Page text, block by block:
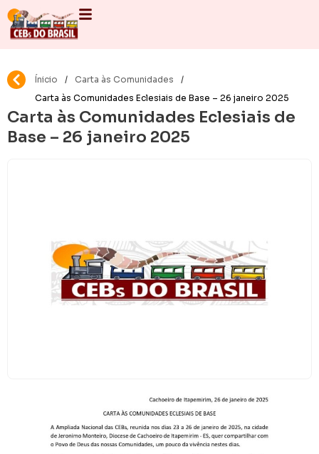
Ínicio / Carta às Comunidades
/
Carta às Comunidades Eclesiais de Base – 26 janeiro 2025
Carta às Comunidades Eclesiais de
Base – 26 janeiro 2025